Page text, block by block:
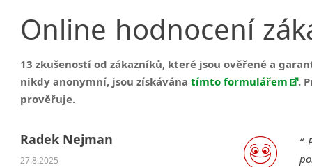
Online hodnocení
13 zkušeností od zákazníků, které jsou ověřené a
nikdy anonymní, jsou získávánatímto formulářem .
prověřuje.
Radek Nejman
27.8.2025